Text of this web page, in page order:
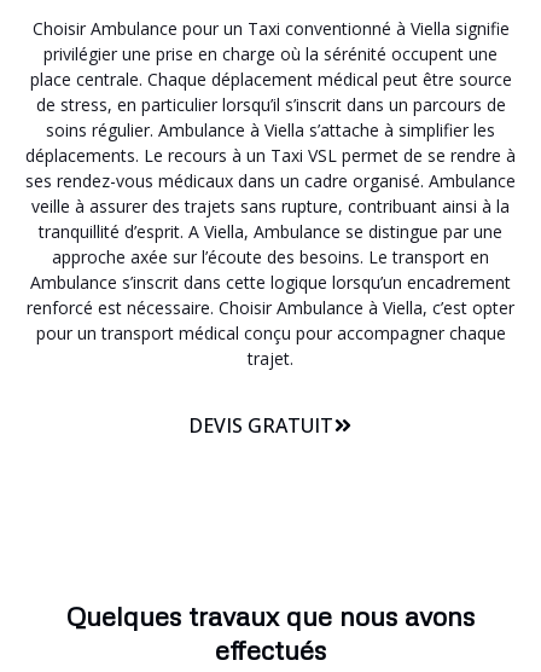
Choisir Ambulance pour un Taxi conventionné à Viella signifie
privilégier une prise en charge où la sérénité occupent une
place centrale. Chaque déplacement médical peut être source
de stress, en particulier lorsqu’il s’inscrit dans un parcours de
soins régulier. Ambulance à Viella s’attache à simplifier les
déplacements. Le recours à un Taxi VSL permet de se rendre à
ses rendez-vous médicaux dans un cadre organisé. Ambulance
veille à assurer des trajets sans rupture, contribuant ainsi à la
tranquillité d’esprit. A Viella, Ambulance se distingue par une
approche axée sur l’écoute des besoins. Le transport en
Ambulance s’inscrit dans cette logique lorsqu’un encadrement
renforcé est nécessaire. Choisir Ambulance à Viella, c’est opter
pour un transport médical conçu pour accompagner chaque
trajet.
DEVIS GRATUIT
Quelques travaux que nous avons
effectués